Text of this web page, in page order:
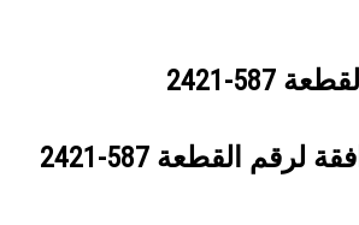
587-2421
لرقم القطعة 587-2421